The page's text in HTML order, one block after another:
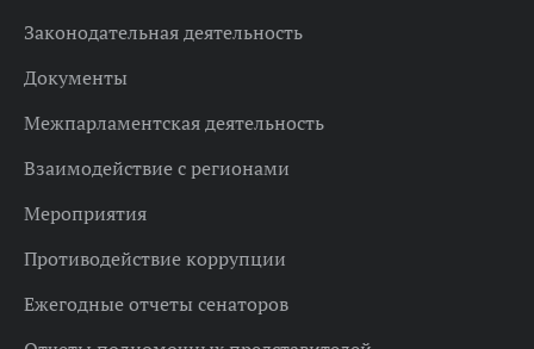
Законодательная деятельность
Документы
Межпарламентская деятельность
Взаимодействие с регионами
Мероприятия
Противодействие коррупции
Ежегодные отчеты сенаторов